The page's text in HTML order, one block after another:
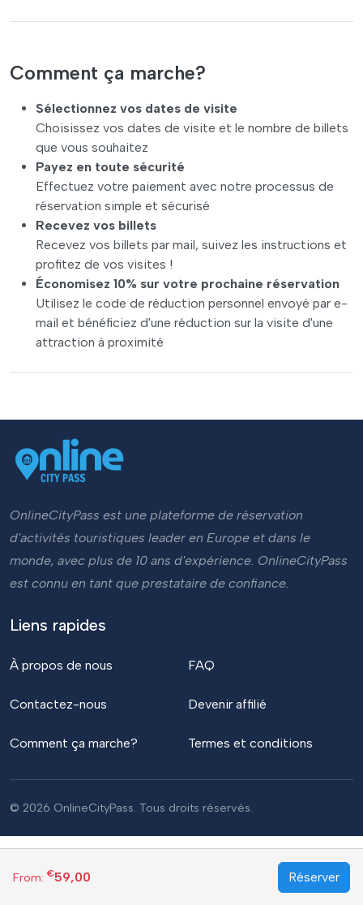
Comment ça marche?
Sélectionnez vos dates de visite
Choisissez vos dates de visite et le nombre de billets
que vous souhaitez
Payez en toute sécurité
Effectuez votre paiement avec notre processus de
réservation simple et sécurisé
Recevez vos billets
Recevez vos billets par mail, suivez les instructions et
profitez de vos visites !
Économisez 10% sur votre prochaine réservation
Utilisez le code de réduction personnel envoyé par e-
mail et bénéficiez d'une réduction sur la visite d'une
attraction à proximité
From: €59,00 Réserver
OnlineCityPass est une plateforme de réservation
d'activités touristiques leader en Europe et dans le
monde, avec plus de 10 ans d'expérience. OnlineCityPass
est connu en tant que prestataire de confiance.
Liens rapides
À propos de nous
Contactez-nous
Comment ça marche?
FAQ
Devenir affilié
Termes et conditions
© 2026 OnlineCityPass. Tous droits réservés.